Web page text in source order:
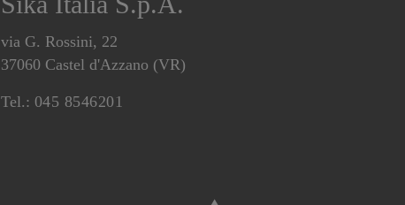
via G. Rossini, 22
37060 Castel d'Azzano (VR)
Tel.: 045 8546201